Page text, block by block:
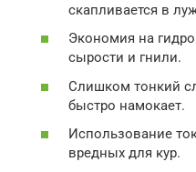
скапливается в
Экономия на
сырости и гнили.
Слишком тонкий
быстро намокает.
Использование
вредных для кур.